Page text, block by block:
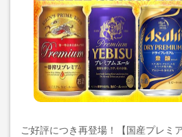
ご好評につき再登場！【国産プレミ